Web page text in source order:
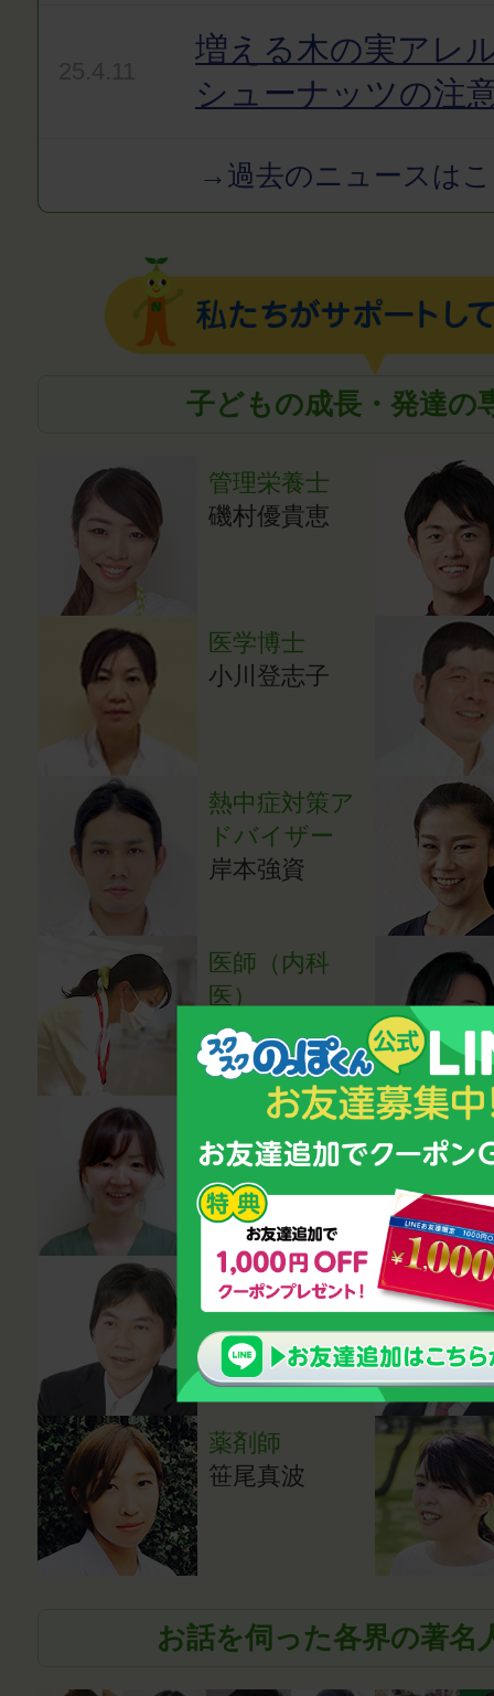
増える木の実アレ
シューナッツの注
→過去のニュースは
子どもの成長・発達の
管理栄養士
磯村優貴恵
医学博士
小川登志子
熱中症対策ア
ドバイザー
岸本強資
医師（内科
医）
成田亜希子
医師（小児科
医）
湯田貴江
心理カウンセ
ラー・講師
鈴木雅幸
薬剤師
笹尾真波
お話を伺った各界の著名